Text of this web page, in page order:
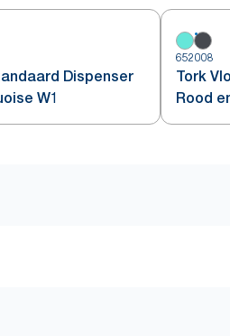
Dispenser
W1
652008
Tork
Rood